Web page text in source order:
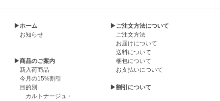
▶ホーム
お知らせ
▶商品のご案内
新入荷商品
今月の15%割引
目的別
カルトナージュ・
▶ご注文方法について
ご注文方法
お届けについて
送料について
梱包について
お支払いについて
▶割引について